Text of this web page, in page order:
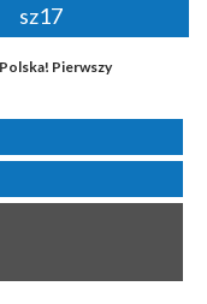
sz17
Pierwszy